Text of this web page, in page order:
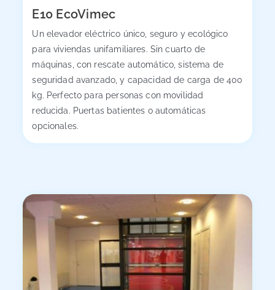
E10 EcoVimec
Un elevador eléctrico único, seguro y ecológico
para viviendas unifamiliares. Sin cuarto de
máquinas, con rescate automático, sistema de
seguridad avanzado, y capacidad de carga de 400
kg. Perfecto para personas con movilidad
reducida. Puertas batientes o automáticas
opcionales.